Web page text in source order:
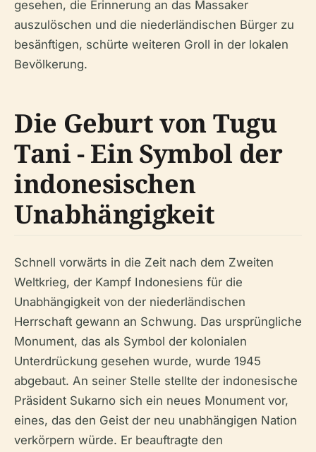
gesehen, die Erinnerung an das Massaker
auszulöschen und die niederländischen Bürger zu
besänftigen, schürte weiteren Groll in der lokalen
Bevölkerung.
Die Geburt von Tugu
Tani - Ein Symbol der
indonesischen
Unabhängigkeit
Schnell vorwärts in die Zeit nach dem Zweiten
Weltkrieg, der Kampf Indonesiens für die
Unabhängigkeit von der niederländischen
Herrschaft gewann an Schwung. Das ursprüngliche
Monument, das als Symbol der kolonialen
Unterdrückung gesehen wurde, wurde 1945
abgebaut. An seiner Stelle stellte der indonesische
Präsident Sukarno sich ein neues Monument vor,
eines, das den Geist der neu unabhängigen Nation
verkörpern würde. Er beauftragte den